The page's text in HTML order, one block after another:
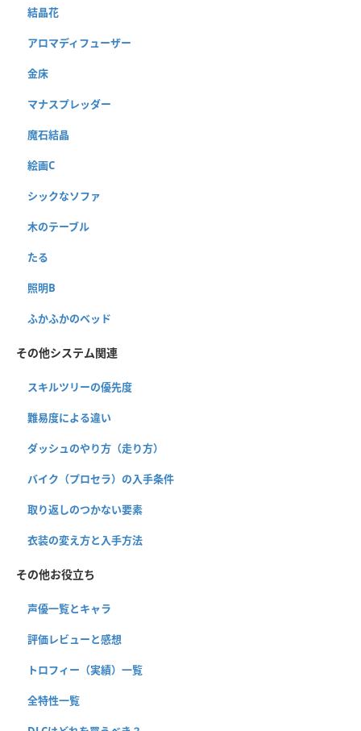
結晶花
アロマディフューザー
金床
マナスプレッダー
魔石結晶
絵画C
シックなソファ
木のテーブル
たる
照明B
ふかふかのベッド
その他システム関連
スキルツリーの優先度
難易度による違い
ダッシュのやり方（走り方）
バイク（プロセラ）の入手条件
取り返しのつかない要素
衣装の変え方と入手方法
その他お役立ち
声優一覧とキャラ
評価レビューと感想
トロフィー（実績）一覧
全特性一覧